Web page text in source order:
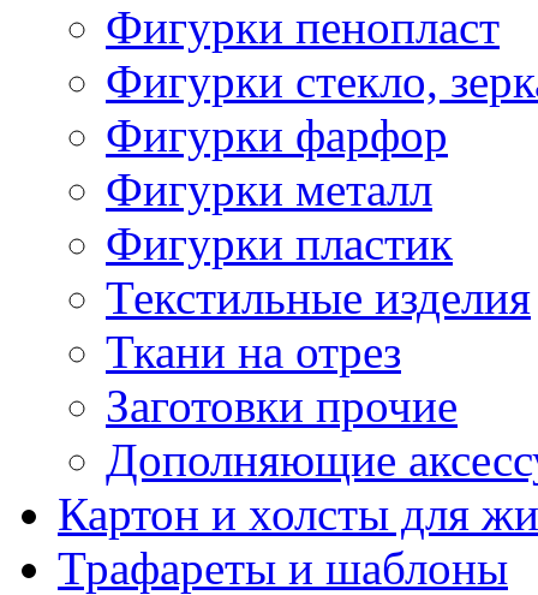
Фигурки пенопласт
Фигурки стекло,
Фигурки фарфор
Фигурки металл
Фигурки пластик
Текстильные изделия
Ткани на отрез
Заготовки прочие
Дополняющие
Картон и холсты для
Трафареты и шаблоны